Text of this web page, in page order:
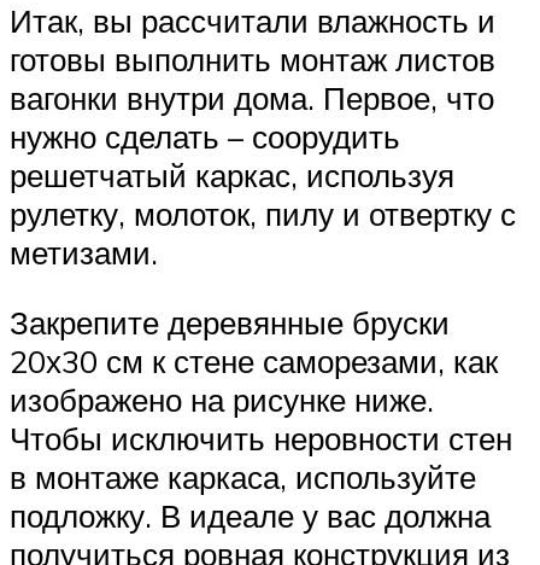
Итак, вы рассчитали влажность и
готовы выполнить монтаж листов
вагонки внутри дома. Первое, что
нужно сделать – соорудить
решетчатый каркас, используя
рулетку, молоток, пилу и отвертку с
метизами.
Закрепите деревянные бруски
20х30 см к стене саморезами, как
изображено на рисунке ниже.
Чтобы исключить неровности стен
в монтаже каркаса, используйте
подложку. В идеале у вас должна
получиться ровная конструкция из